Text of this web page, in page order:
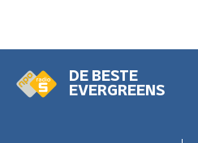
DE BESTE
EVERGREENS